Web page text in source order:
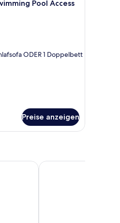
Pool Access
ODER 1 Doppelbett
Preise anzeigen
Ella Helea